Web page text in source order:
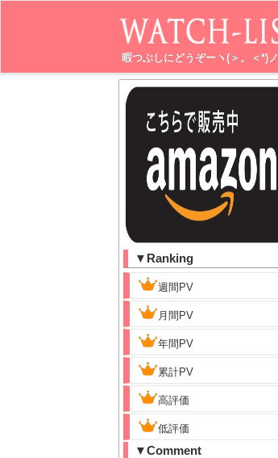
暇つぶしにどうぞーヽ(＞。＜*)ノ
▼Ranking
週間PV
月間PV
年間PV
累計PV
高評価
低評価
▼Comment